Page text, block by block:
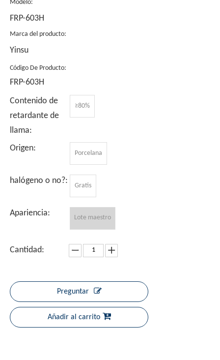
Modelo:
FRP-603H
Marca del producto:
Yinsu
Código De Producto:
FRP-603H
Contenido de
retardante de
llama:
≥80%
Origen:
Porcelana
halógeno o no?:
Gratis
Apariencia: Lote maestro
Cantidad:
Preguntar
Añadir al carrito